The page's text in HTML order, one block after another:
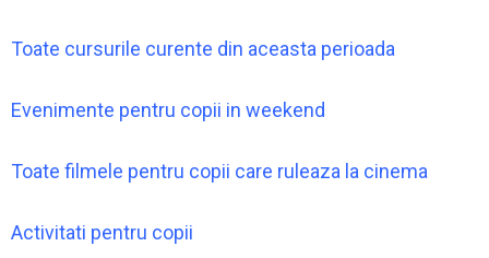
Toate cursurile curente din aceasta perioada
Evenimente pentru copii in weekend
Toate filmele pentru copii care ruleaza la cinema
Activitati pentru copii